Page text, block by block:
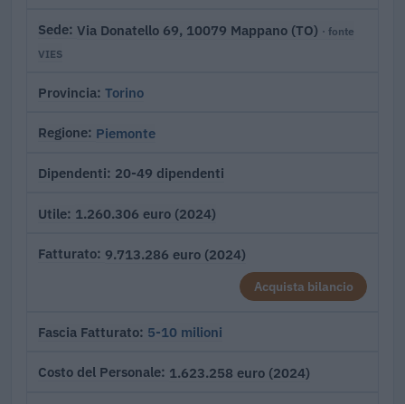
Sede Via Donatello 69, 10079 Mappano (TO) · fonte
VIES
Provincia Torino
Regione Piemonte
Dipendenti 20-49 dipendenti
Utile 1.260.306 euro (2024)
Fatturato 9.713.286 euro (2024)
Acquista bilancio
Fascia Fatturato 5-10 milioni
Costo del Personale 1.623.258 euro (2024)